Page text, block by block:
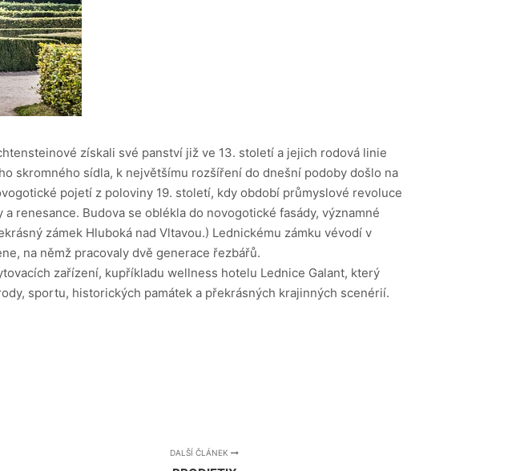
získali své panství již ve 13. století a jejich rodová linie
skromného sídla, k největšímu rozšíření do dnešní podoby došlo na
pojetí z poloviny 19. století, kdy období průmyslové revoluce
renesance. Budova se oblékla do novogotické fasády, významné
zámek Hluboká nad Vltavou.) Lednickému zámku vévodí v
na němž pracovaly dvě generace řezbářů.
zařízení, kupříkladu wellness hotelu Lednice Galant, který
sportu, historických památek a překrásných krajinných scenérií.
DALŠÍ ČLÁNEK